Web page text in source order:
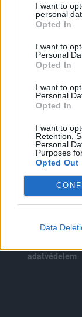
I want to
personal
Opted In
I want to
Personal
Opted In
I want to
Personal
Opted In
I want to
Retention,
Personal
Purposes
Opted Out
Data
Az előfizetés
kötéslistái
MÁR
adatvédelem